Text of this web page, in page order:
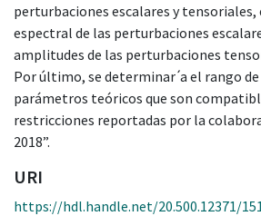
perturbaciones escalares y tensoriales,
espectral de las perturbaciones
amplitudes de las perturbaciones
Por último, se determinar ́a el rango de
parámetros teóricos que son
restricciones reportadas por la
2018”.
URI
https://hdl.handle.net/20.500.12371/